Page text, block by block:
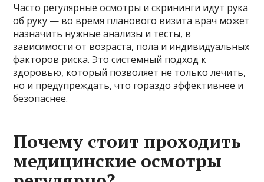
Часто регулярные осмотры и скрининги идут рука
об руку — во время планового визита врач может
назначить нужные анализы и тесты, в
зависимости от возраста, пола и индивидуальных
факторов риска. Это системный подход к
здоровью, который позволяет не только лечить,
но и предупреждать, что гораздо эффективнее и
безопаснее.
Почему стоит проходить
медицинские осмотры